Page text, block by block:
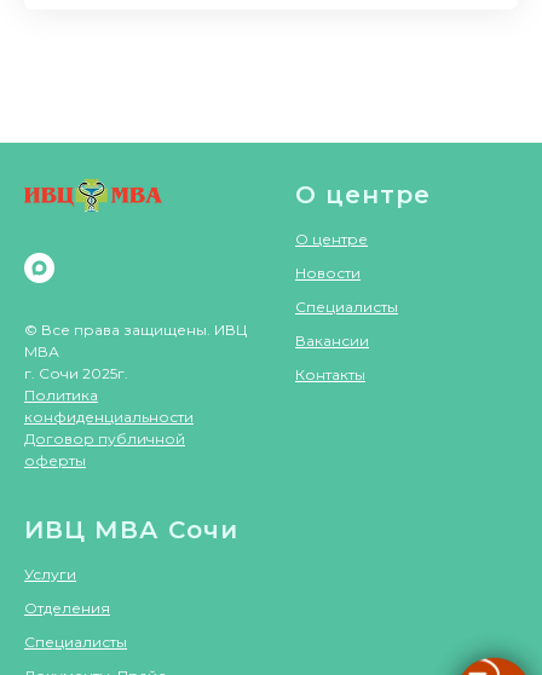
© Все права защищены. ИВЦ
МВА
г. Сочи 2025г.
Политика
конфиденциальности
Договор публичной
оферты
О центре
О центре
Новости
Специалисты
Вакансии
Контакты
ИВЦ МВА Сочи
Услуги
Отделения
Специалисты